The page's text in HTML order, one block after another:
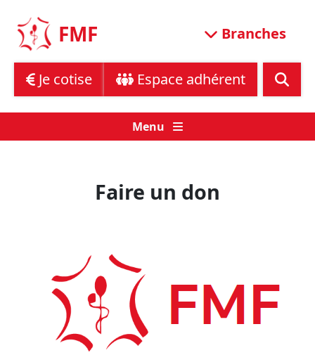
content
FMF Branches
Je cotise Espace adhérent
Menu
Faire un don